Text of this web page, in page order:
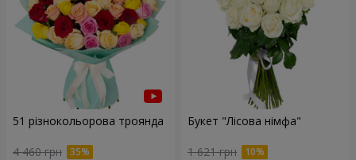
51 різнокольорова троянда
4 460 грн
Букет "Лісова німфа"
1 621 грн